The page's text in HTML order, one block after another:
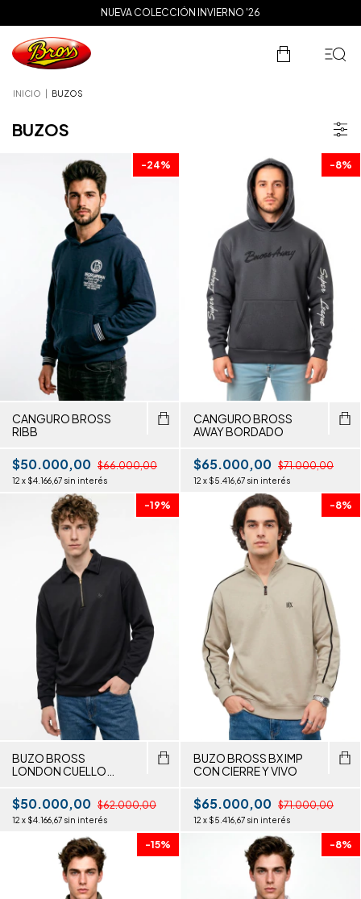
ENVÍO GRATIS A PARTIR DE $200.000
INICIO BUZOS
BUZOS
-24%
CANGURO BROSS
RIBB
$50.000,00 $66.000,00
12 x $4.166,67 sin interés
-8%
CANGURO BROSS
AWAY BORDADO
$65.000,00 $71.000,00
12 x $5.416,67 sin interés
-19%
BUZO BROSS
LONDON CUELLO
$50.000,00 $62.000,00
12 x $4.166,67 sin interés
-8%
BUZO BROSS BX IMP
CON CIERRE Y VIVO
$65.000,00 $71.000,00
12 x $5.416,67 sin interés
-15% -8%